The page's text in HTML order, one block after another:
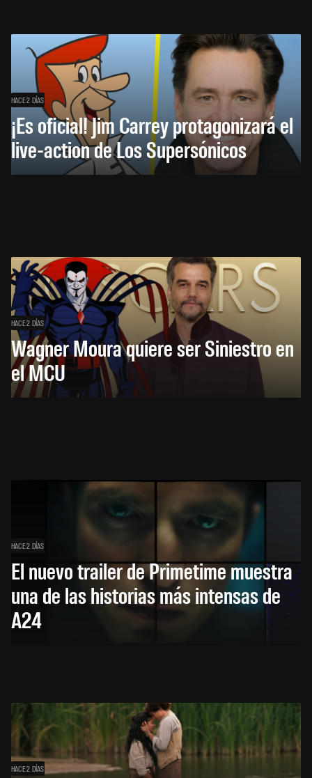
HACE 2 DÍAS
¡Es oficial! Jim Carrey protagonizará el
live-action de Los Supersónicos
HACE 2 DÍAS
Wagner Moura quiere ser Siniestro en
el MCU
HACE 2 DÍAS
El nuevo trailer de Primetime muestra
una de las historias más intensas de
A24
HACE 2 DÍAS